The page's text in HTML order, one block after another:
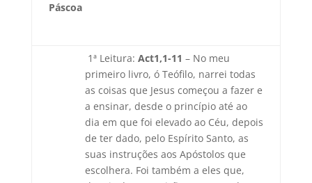
Páscoa
1ª Leitura: Act1,1-11 – No meu
primeiro livro, ó Teófilo, narrei todas
as coisas que Jesus começou a fazer e
a ensinar, desde o princípio até ao
dia em que foi elevado ao Céu, depois
de ter dado, pelo Espírito Santo, as
suas instruções aos Apóstolos que
escolhera. Foi também a eles que,